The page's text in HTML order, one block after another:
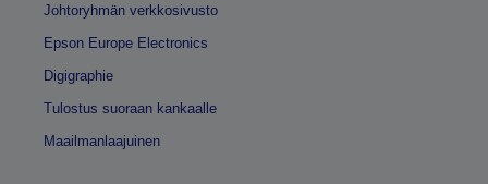
Johtoryhmän verkkosivusto
Epson Europe Electronics
Digigraphie
Tulostus suoraan kankaalle
Maailmanlaajuinen